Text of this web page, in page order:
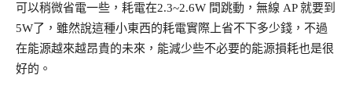
可以稍微省電一些，耗電在2.3~2.6W 間跳動，無線 AP 就要到
5W了，雖然說這種小東西的耗電實際上省不下多少錢，不過
在能源越來越昂貴的未來，能減少些不必要的能源損耗也是很
好的。